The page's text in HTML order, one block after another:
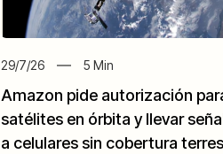
29/7/26 5 Min
Amazon pide autorización
satélites en órbita y llevar
a celulares sin cobertura